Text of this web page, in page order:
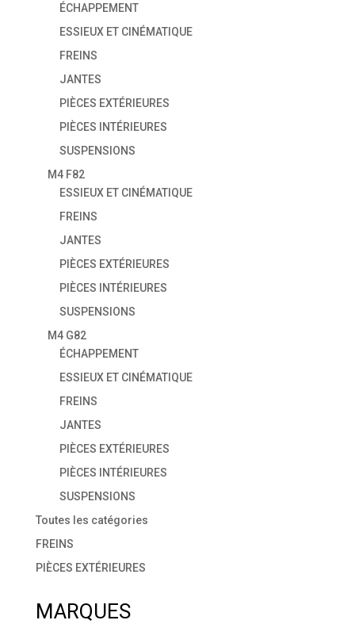
ÉCHAPPEMENT
ESSIEUX ET CINÉMATIQUE
FREINS
JANTES
PIÈCES EXTÉRIEURES
PIÈCES INTÉRIEURES
SUSPENSIONS
M4 F82
ESSIEUX ET CINÉMATIQUE
FREINS
JANTES
PIÈCES EXTÉRIEURES
PIÈCES INTÉRIEURES
SUSPENSIONS
M4 G82
ÉCHAPPEMENT
ESSIEUX ET CINÉMATIQUE
FREINS
JANTES
PIÈCES EXTÉRIEURES
PIÈCES INTÉRIEURES
SUSPENSIONS
Toutes les catégories
FREINS
PIÈCES EXTÉRIEURES
MARQUES